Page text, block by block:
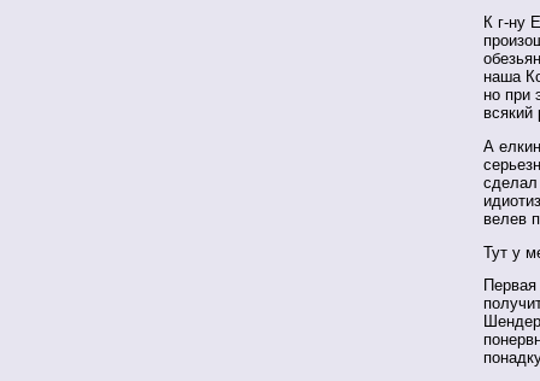
К г-ну
наша
но при
всякий
А
сделал
велев
Тут у